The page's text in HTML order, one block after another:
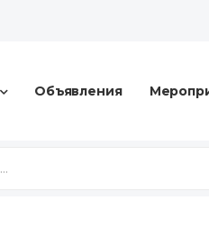
Объявления